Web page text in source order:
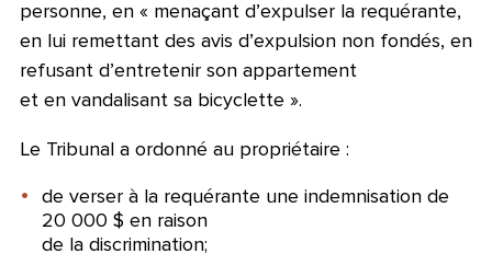
personne, en « menaçant d’expulser la requérante,
en lui remettant des avis d’expulsion non fondés, en
refusant d’entretenir son appartement
et en vandalisant sa bicyclette ».
Le Tribunal a ordonné au propriétaire :
de verser à la requérante une indemnisation de
20 000 $ en raison
de la discrimination;